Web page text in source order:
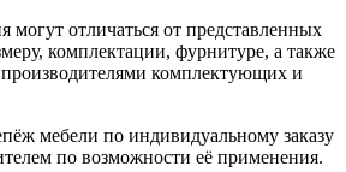
могут отличаться от представленных
комплектации, фурнитуре, а также
комплектующих и
мебели по индивидуальному заказу
по возможности её применения.